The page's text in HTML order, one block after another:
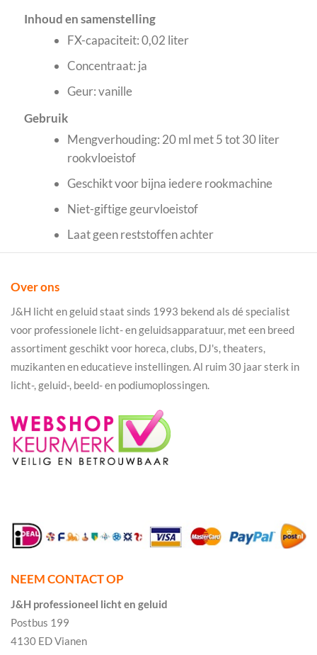
Inhoud en samenstelling
FX-capaciteit: 0,02 liter
Concentraat: ja
Geur: vanille
Gebruik
Mengverhouding: 20 ml met 5 tot 30 liter
rookvloeistof
Geschikt voor bijna iedere rookmachine
Niet-giftige geurvloeistof
Laat geen reststoffen achter
Over ons
J&H licht en geluid staat sinds 1993 bekend als dé specialist
voor professionele licht- en geluidsapparatuur, met een breed
assortiment geschikt voor horeca, clubs, DJ's, theaters,
muzikanten en educatieve instellingen. Al ruim 30 jaar sterk in
licht-, geluid-, beeld- en podiumoplossingen.
NEEM CONTACT OP
J&H professioneel licht en geluid
Postbus 199
4130 ED Vianen